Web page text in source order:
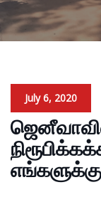
July 6, 2020